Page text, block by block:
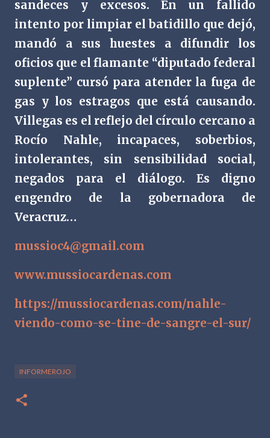
sandeces y excesos. En un fallido
intento por limpiar el batidillo que dejó,
mandó a sus huestes a difundir los
oficios que el flamante “diputado federal
suplente” cursó para atender la fuga de
gas y los estragos que está causando.
Villegas es el reflejo del círculo cercano a
Rocío Nahle, incapaces, soberbios,
intolerantes, sin sensibilidad social,
negados para el diálogo. Es digno
engendro de la gobernadora de
Veracruz…
mussioc4@gmail.com
www.mussiocardenas.com
https://mussiocardenas.com/nahle-
viendo-como-se-tine-de-sangre-el-sur/
INFORMEROJO